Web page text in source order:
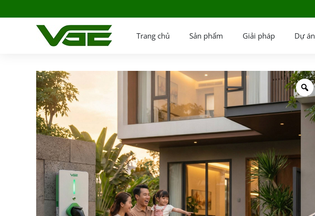
Trang chủ Sản phẩm Giải pháp Dự án